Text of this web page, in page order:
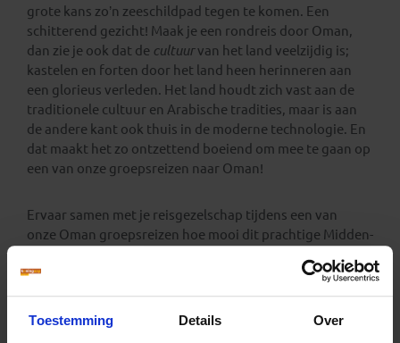
Toestemming Details Over
grote kans zo’n zeeschildpad tegen te komen. Een
schitterend gezicht! Maak je een rondreis door Oman,
dan zie je ook dat de cultuurvan het land veelzijdig is;
kastelen en forten door het land heen herinneren aan
een glorieus verleden. Het land houdt zich vast aan de
traditionele cultuur en Arabische tradities, maar is aan
de andere kant ook thuis in de moderne technologie. En
dat maakt het zo ontzettend boeiend om mee te gaan op
een van onze groepsreizen naar Oman!
Ervaar samen met je reisgezelschap tijdens een van
onze Oman groepsreizen hoe mooi dit prachtige Midden-
natuurschoon wat dit land te bieden heeft.